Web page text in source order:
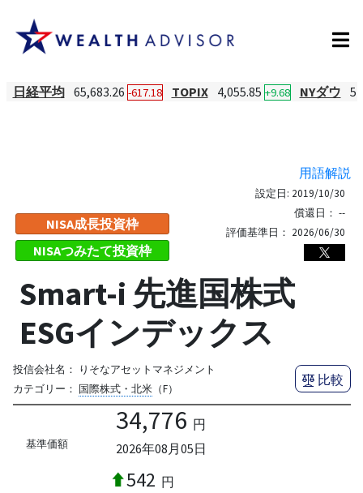
日経平均 65,683.26 -617.18 TOPIX 4,055.85 +9.68 NYダウ
用語解説
NISA成長投資枠
NISAつみたて投資枠
設定日: 2019/10/30
償還日： --
評価基準日： 2026/06/30
Smart-i 先進国株式
ESGインデックス
投信会社名： りそなアセットマネジメント
カテゴリー： 国際株式・北米（F）
比較
基準価額
34,776 円
2026年08月05日
542 円